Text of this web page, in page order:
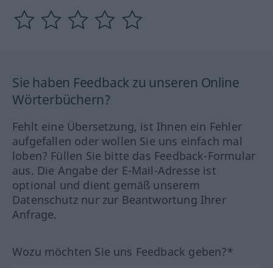
Sie haben Feedback zu unseren Online
Wörterbüchern?
Fehlt eine Übersetzung, ist Ihnen ein Fehler
aufgefallen oder wollen Sie uns einfach mal
loben? Füllen Sie bitte das Feedback-Formular
aus. Die Angabe der E-Mail-Adresse ist
optional und dient gemäß unserem
Datenschutz nur zur Beantwortung Ihrer
Anfrage.
Wozu möchten Sie uns Feedback geben?*